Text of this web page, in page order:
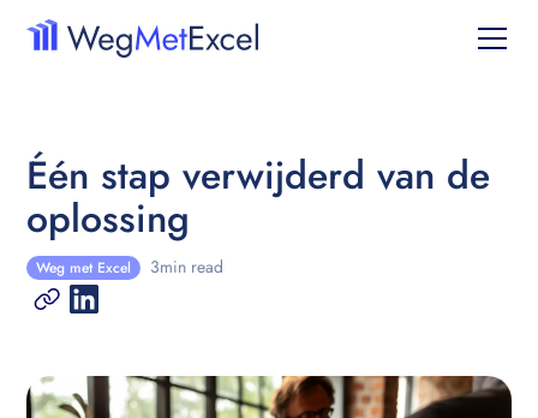
Één stap verwijderd van de
oplossing
Weg met Excel 3min read